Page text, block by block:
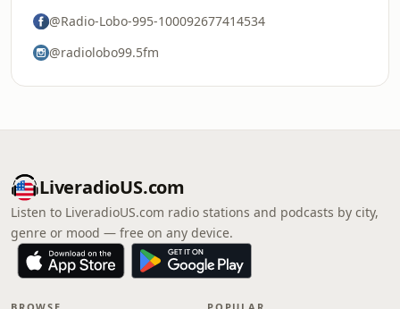
@Radio-Lobo-995-100092677414534
@radiolobo99.5fm
LiveradioUS.com
Listen to LiveradioUS.com radio stations and podcasts by city,
genre or mood — free on any device.